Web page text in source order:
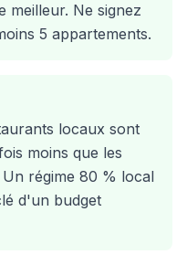
Ne signez
5 appartements.
locaux sont
moins que les
régime 80 % local
d'un budget